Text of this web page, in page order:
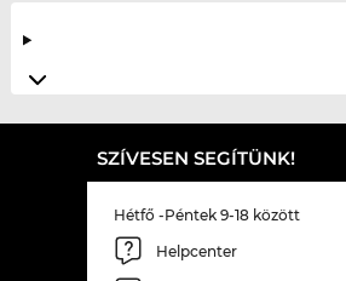
SZÍVESEN SEGÍTÜNK!
Hétfő -Péntek 9-18 között
Helpcenter